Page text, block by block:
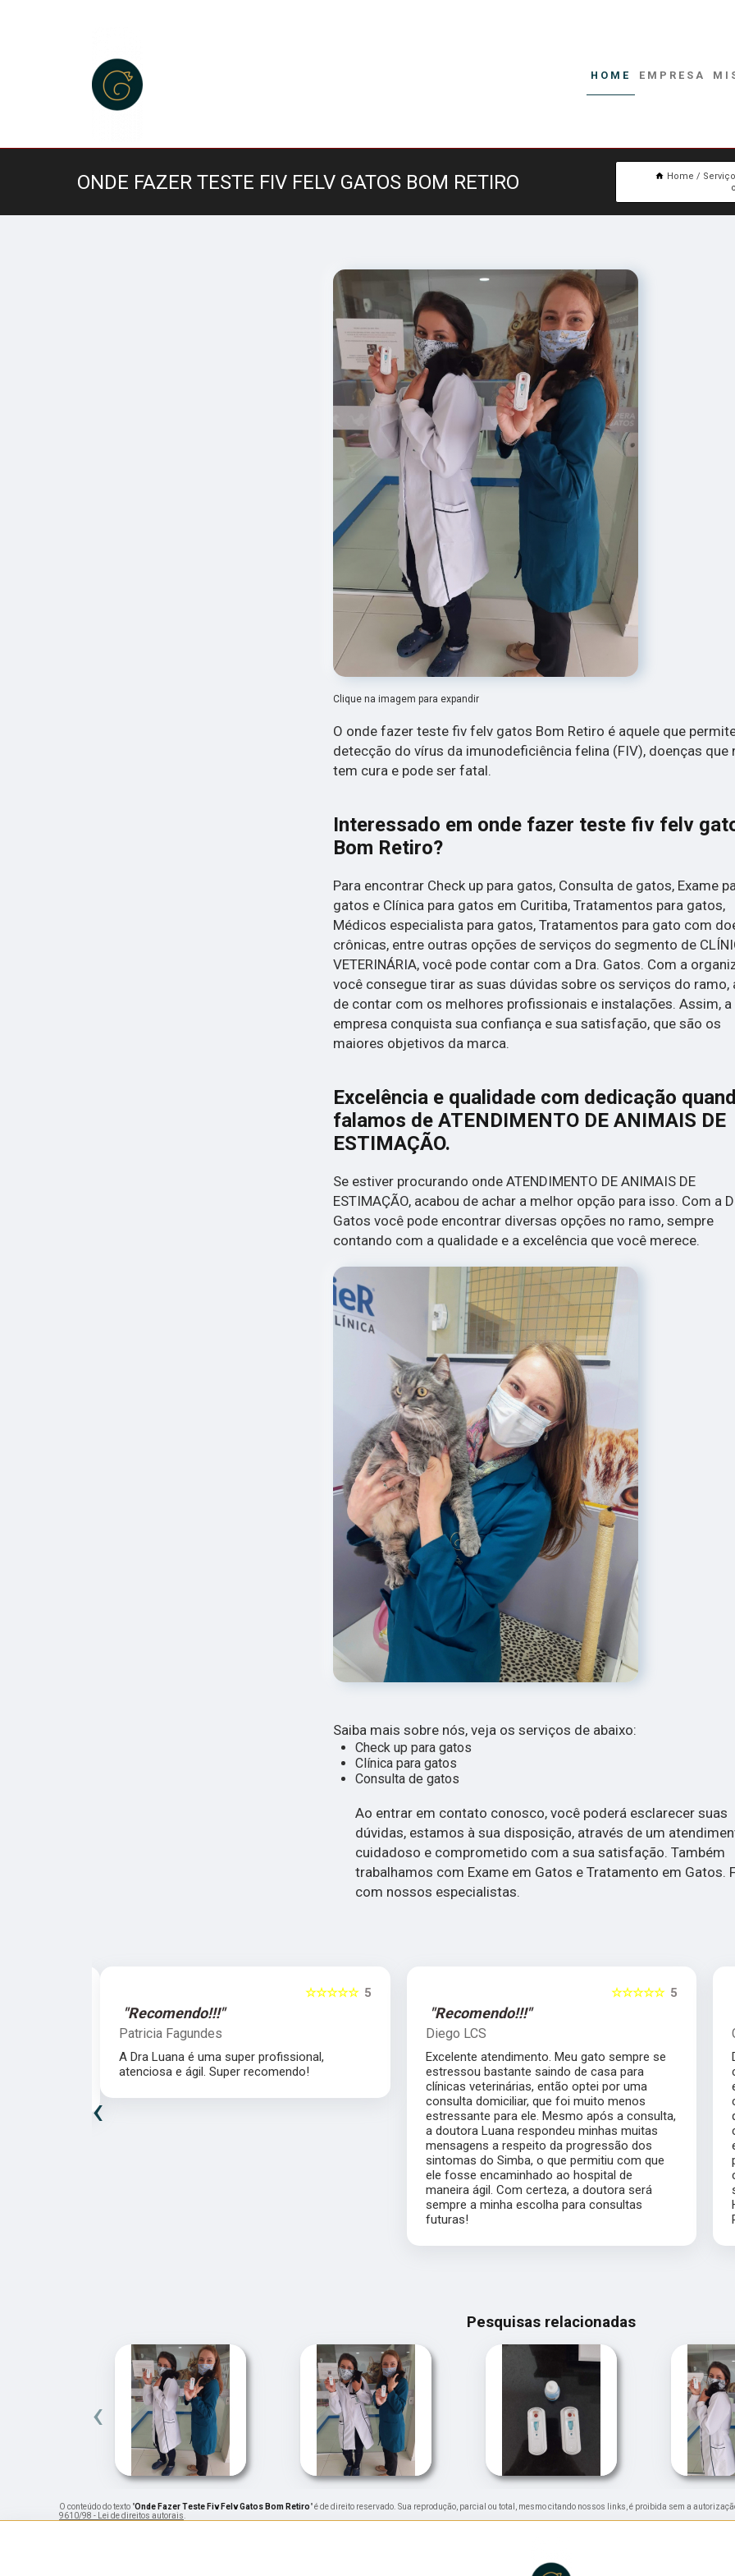
HOME EMPRESA
ONDE FAZER TESTE FIV FELV GATOS BOM RETIRO Home
Clique na imagem para expandir
O onde fazer teste fiv felv gatos Bom Retiro é aquele que
detecção do vírus da imunodeficiência felina (FIV), doenças que
tem cura e pode ser fatal.
Interessado em onde fazer teste fiv felv
Bom Retiro?
Para encontrar Check up para gatos, Consulta de gatos, Exame
gatos e Clínica para gatos em Curitiba, Tratamentos para gatos,
Médicos especialista para gatos, Tratamentos para gato com
crônicas, entre outras opções de serviços do segmento de
VETERINÁRIA, você pode contar com a Dra. Gatos. Com a
você consegue tirar as suas dúvidas sobre os serviços do ramo,
de contar com os melhores profissionais e instalações. Assim, a
empresa conquista sua confiança e sua satisfação, que são os
maiores objetivos da marca.
Excelência e qualidade com dedicação
falamos de ATENDIMENTO DE ANIMAIS DE
ESTIMAÇÃO.
Se estiver procurando onde ATENDIMENTO DE ANIMAIS DE
ESTIMAÇÃO, acabou de achar a melhor opção para isso. Com a
Gatos você pode encontrar diversas opções no ramo, sempre
contando com a qualidade e a excelência que você merece.
Saiba mais sobre nós, veja os serviços de abaixo:
Check up para gatos
Clínica para gatos
Consulta de gatos
Ao entrar em contato conosco, você poderá esclarecer suas
dúvidas, estamos à sua disposição, através de um
cuidadoso e comprometido com a sua satisfação. Também
trabalhamos com Exame em Gatos e Tratamento em Gatos.
com nossos especialistas.
5
☆☆☆☆☆
"Recomendo!!!"
Patricia Fagundes
A Dra Luana é uma super profissional,
atenciosa e ágil. Super recomendo!
5
☆☆☆☆☆
"Recomendo!!!"
Diego LCS
Excelente atendimento. Meu gato sempre se
estressou bastante saindo de casa para
clínicas veterinárias, então optei por uma
consulta domiciliar, que foi muito menos
estressante para ele. Mesmo após a consulta,
a doutora Luana respondeu minhas muitas
mensagens a respeito da progressão dos
sintomas do Simba, o que permitiu com que
ele fosse encaminhado ao hospital de
maneira ágil. Com certeza, a doutora será
sempre a minha escolha para consultas
futuras!
‹
Pesquisas relacionadas
‹
O conteúdo do texto "Onde Fazer Teste Fiv Felv Gatos Bom Retiro" é de direito reservado. Sua reprodução, parcial ou total, mesmo citando nossos links, é proibida sem a
9610/98 - Lei de direitos autorais.